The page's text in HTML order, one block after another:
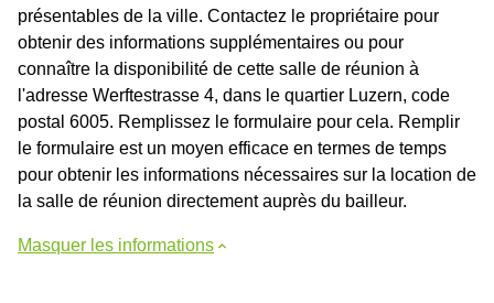
présentables de la ville. Contactez le propriétaire pour
obtenir des informations supplémentaires ou pour
connaître la disponibilité de cette salle de réunion à
l'adresse Werftestrasse 4, dans le quartier Luzern, code
postal 6005. Remplissez le formulaire pour cela. Remplir
le formulaire est un moyen efficace en termes de temps
pour obtenir les informations nécessaires sur la location de
la salle de réunion directement auprès du bailleur.
Masquer les informations